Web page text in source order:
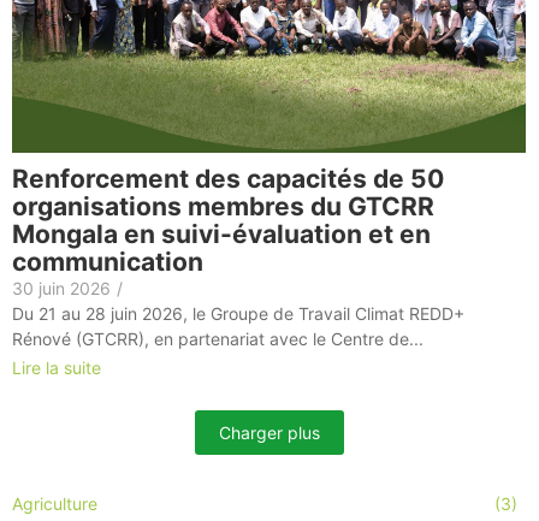
Renforcement des capacités de 50
organisations membres du GTCRR
Mongala en suivi-évaluation et en
communication
30 juin 2026 /
Du 21 au 28 juin 2026, le Groupe de Travail Climat REDD+
Rénové (GTCRR), en partenariat avec le Centre de...
Lire la suite
Charger plus
Agriculture (3)